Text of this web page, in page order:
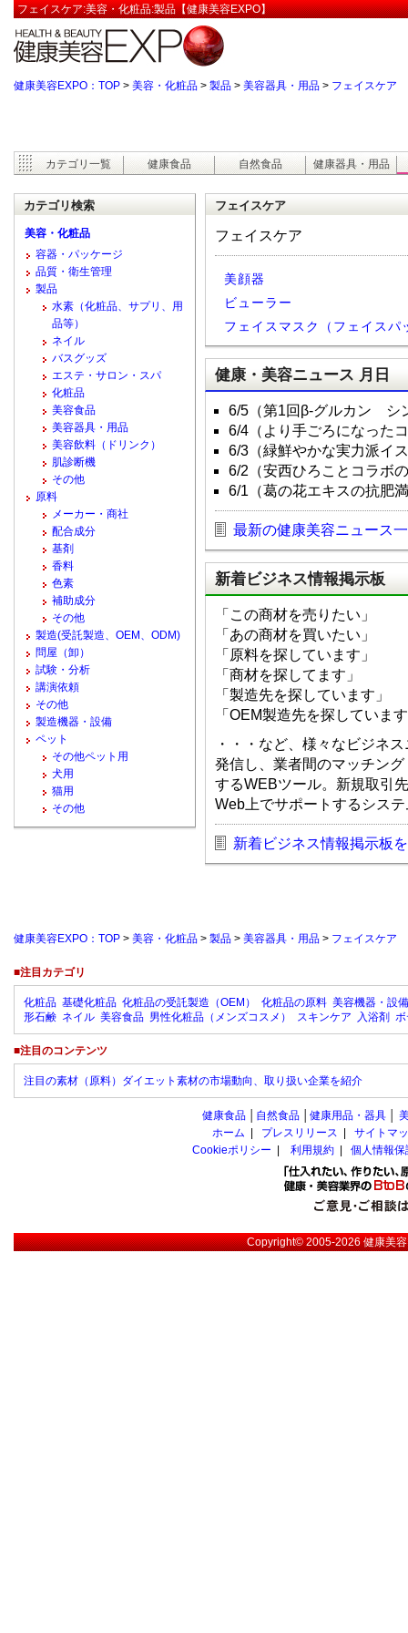
フェイスケア:美容・化粧品:製品【健康美容EXPO】
健康美容EXPO：TOP > 美容・化粧品 > 製品 > 美容器具・用品 > フェイスケア
カテゴリ一覧 健康食品 自然食品 健康器具・用品
フェイスケア
フェイスケア
美顔器
ビューラー
フェイスマスク（フェイスパ
健康・美容ニュース 月日
6/5（第1回β-グルカン シ
6/4（より手ごろになった
6/3（緑鮮やかな実力派イ
6/2（安西ひろことコラボ
6/1（葛の花エキスの抗肥
最新の健康美容ニュース
新着ビジネス情報掲示板
「この商材を売りたい」
「あの商材を買いたい」
「原料を探しています」
「商材を探してます」
「製造先を探しています」
「OEM製造先を探していま
・・・など、様々なビジネ
発信し、業者間のマッチン
するWEBツール。新規取引
Web上でサポートするシス
新着ビジネス情報掲示板
カテゴリ検索
美容・化粧品
容器・パッケージ
品質・衛生管理
製品
水素（化粧品、サプリ、用
品等）
ネイル
バスグッズ
エステ・サロン・スパ
化粧品
美容食品
美容器具・用品
美容飲料（ドリンク）
肌診断機
その他
原料
メーカー・商社
配合成分
基剤
香料
色素
補助成分
その他
製造(受託製造、OEM、ODM)
問屋（卸）
試験・分析
講演依頼
その他
製造機器・設備
ペット
その他ペット用
犬用
猫用
その他
健康美容EXPO：TOP > 美容・化粧品 > 製品 > 美容器具・用品 > フェイスケア
■注目カテゴリ
化粧品 基礎化粧品 化粧品の受託製造（OEM） 化粧品の原料 美容機器・設備
形石鹸 ネイル 美容食品 男性化粧品（メンズコスメ） スキンケア 入浴剤
■注目のコンテンツ
注目の素材（原料）ダイエット素材の市場動向、取り扱い企業を紹介
健康食品 自然食品 健康用品・器具
ホーム
プレスリリース
サイトマ
Cookieポリシー
利用規約 個人情報
Copyright© 2005-2026健康美